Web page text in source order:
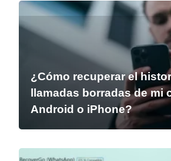
¿Cómo recuperar el
llamadas borradas de mi
Android o iPhone?